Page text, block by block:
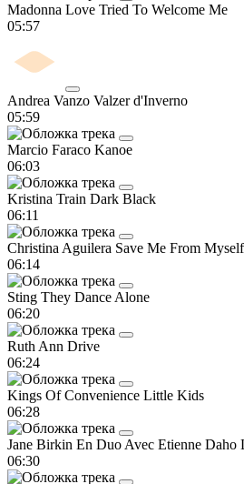
Madonna Love Tried To Welcome Me
05:57
Andrea Vanzo Valzer d'Inverno
05:59
Marcio Faraco Kanoe
06:03
Kristina Train Dark Black
06:11
Christina Aguilera Save Me From Myself
06:14
Sting They Dance Alone
06:20
Ruth Ann Drive
06:24
Kings Of Convenience Little Kids
06:28
Jane Birkin En Duo Avec Etienne Daho
06:30